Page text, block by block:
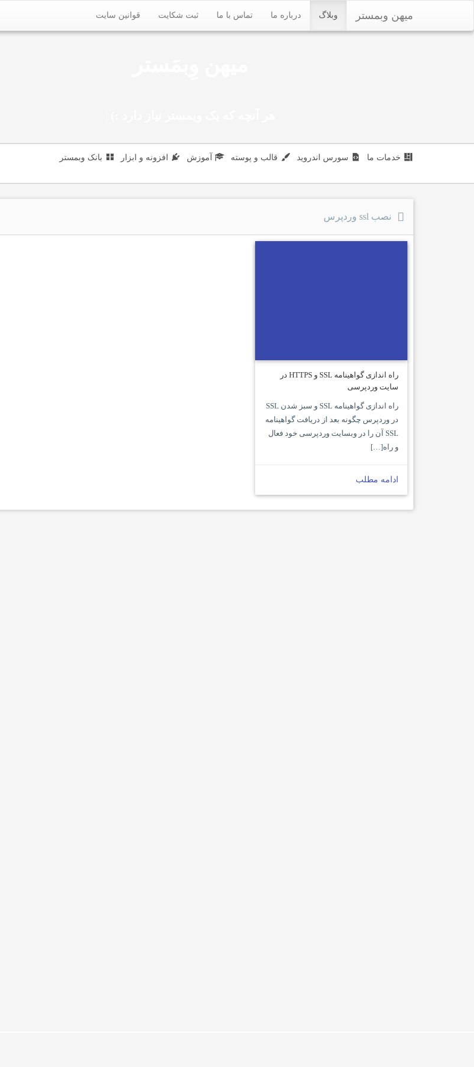
میهن وبمستر وبلاگ درباره ما تماس با ما ثبت شکایت قوانین سایت
خدمات ما سورس اندروید قالب و پوسته آموزش افزونه و ابزار بانک وبمستر
نصب ssl وردپرس
راه اندازی گواهینامه SSL و HTTPS در
سایت وردپرسی
راه اندازی گواهینامه SSL و سبز شدن SSL
در وردپرس چگونه بعد از دریافت گواهینامه
SSL آن را در وبسایت وردپرسی خود فعال
و راه[…]
ادامه مطلب